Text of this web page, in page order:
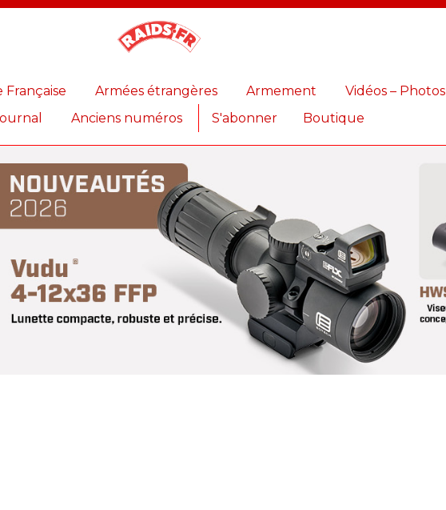
Française Armées étrangères Armement
Vidéos – Photos
Anciens numéros S'abonner Boutique